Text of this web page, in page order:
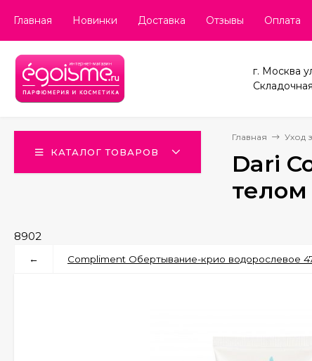
Главная Новинки Доставка Отзывы Оплата
г. Москва
КАТАЛОГ ТОВАРОВ
Главная Уход
Dari
телом
8902
← Compliment Обертывание-крио водорослевое